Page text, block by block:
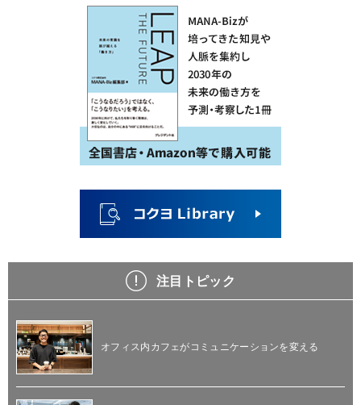
注目トピック
オフィス内カフェがコミュニケーションを変える